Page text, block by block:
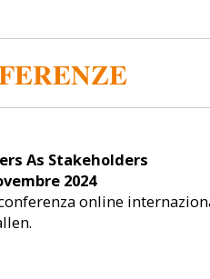
As Stakeholders
2024
online
Image